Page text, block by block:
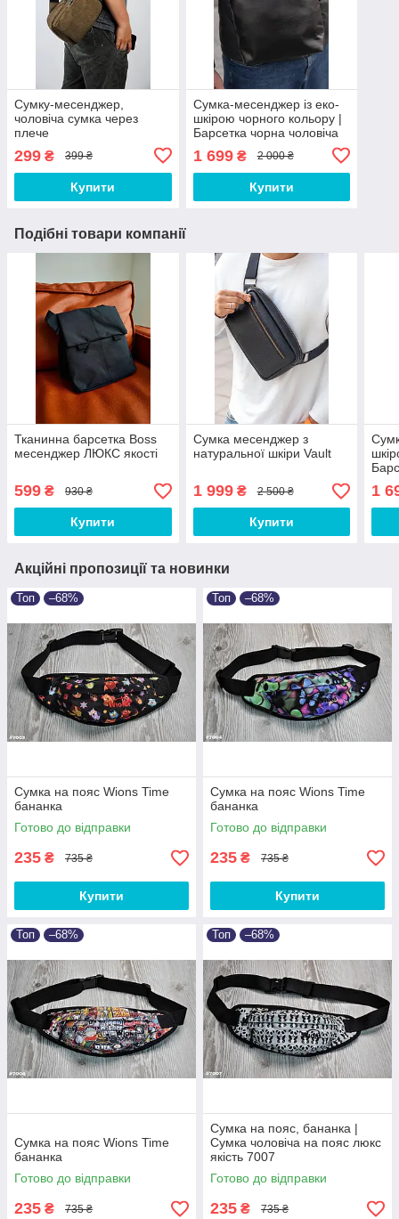
Сумку-месенджер,
чоловіча сумка через
плече
299 ₴ 399 ₴
Купити
Сумка-месенджер із еко-
шкірою чорного кольору |
Барсетка чорна чоловіча
1 699₴ 2 000 ₴
Купити
Подібні товари компанії
Тканинна барсетка Boss
месенджер ЛЮКС якості
599 ₴ 930 ₴
Купити
Сумка месенджер з
натуральної шкіри Vault
1 999₴ 2 500 ₴
Купити
1
Акційні пропозиції та новинки
Топ –68%
Сумка на пояс Wions Time
бананка
Готово до відправки
235 ₴ 735 ₴
Купити
Топ –68%
Сумка на пояс Wions Time
бананка
Готово до відправки
235 ₴ 735 ₴
Купити
Топ –68%
Сумка на пояс Wions Time
бананка
Готово до відправки
235 ₴ 735 ₴
Топ –68%
Сумка на пояс, бананка |
Сумка чоловіча на пояс люкс
якість 7007
Готово до відправки
235 ₴ 735 ₴